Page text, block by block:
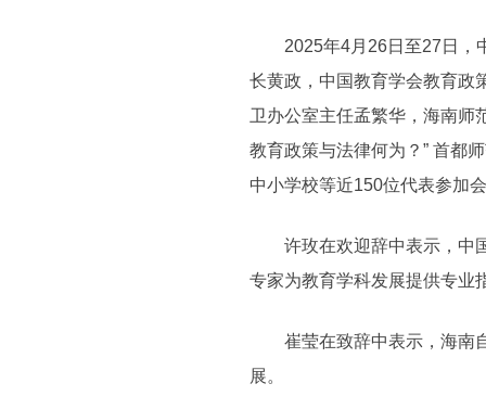
2025年4月26日至27日，中
长黄政，中国教育学会教育政
卫办公室主任孟繁华，海南师
教育政策与法律何为？” 首都
中小学校等近150位代表参加
许玫在欢迎辞中表示，中国
专家为教育学科发展提供专业
崔莹在致辞中表示，海南自
展。